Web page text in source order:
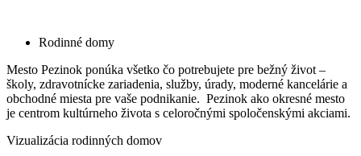
Rodinné domy
Mesto Pezinok ponúka všetko čo potrebujete pre bežný život –
školy, zdravotnícke zariadenia, služby, úrady, moderné kancelárie a
obchodné miesta pre vaše podnikanie. Pezinok ako okresné mesto
je centrom kultúrneho života s celoročnými spoločenskými akciami.
Vizualizácia rodinných domov